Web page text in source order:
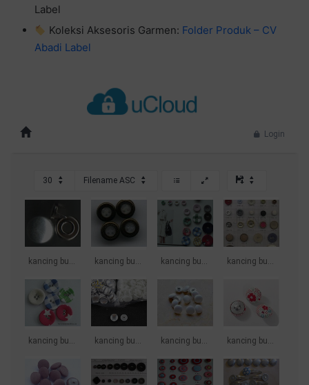
Label
Koleksi Aksesoris Garmen: Folder Produk – CV
Abadi Label